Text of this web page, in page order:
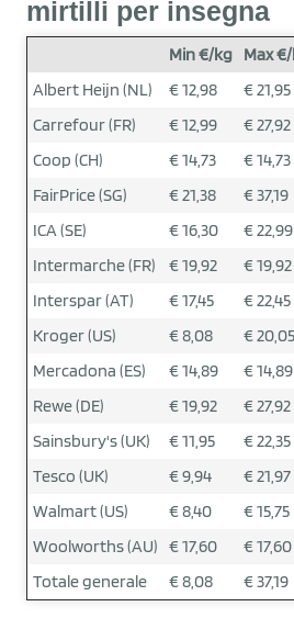
mirtilli per insegna
Min €/kg Max
Albert Heijn (NL)
€ 12,98
€ 21,95
Carrefour (FR)
€ 12,99
€ 27,92
Coop (CH)
€ 14,73
€ 14,73
FairPrice (SG)
€ 21,38
€ 37,19
ICA (SE)
€ 16,30
€ 22,99
Intermarche (FR)
€ 19,92
€ 19,92
Interspar (AT)
€ 17,45
€ 22,45
Kroger (US)
€ 8,08
€ 20,05
Mercadona (ES)
€ 14,89
€ 14,89
Rewe (DE)
€ 19,92
€ 27,92
Sainsbury's (UK)
€ 11,95
€ 22,35
Tesco (UK)
€ 9,94
€ 21,97
Walmart (US)
€ 8,40
€ 15,75
Woolworths (AU) € 17,60
€ 17,60
Totale generale
€ 8,08 € 37,19